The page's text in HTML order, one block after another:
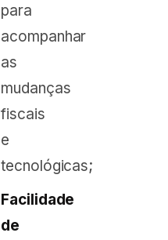
para
acompanhar
as
mudanças
fiscais
e
tecnológicas;
Facilidade
de